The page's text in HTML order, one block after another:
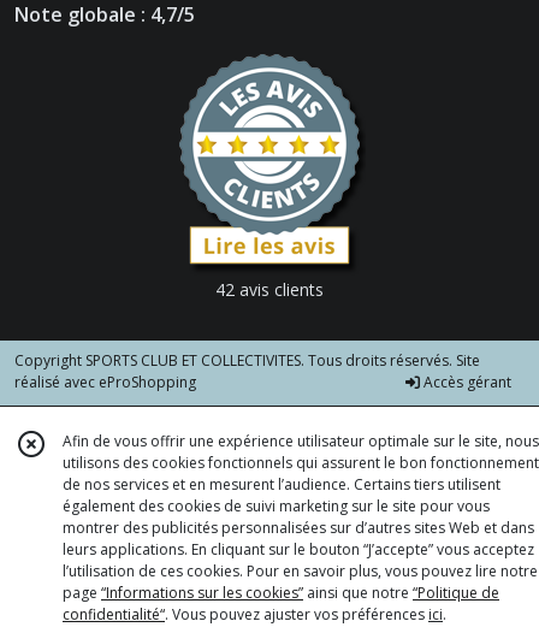
Note globale : 4,7/5
42 avis clients
Copyright SPORTS CLUB ET COLLECTIVITES. Tous droits réservés. Site
réalisé avec eProShopping Accès gérant
Afin de vous offrir une expérience utilisateur optimale sur le site, nous
utilisons des cookies fonctionnels qui assurent le bon fonctionnement
de nos services et en mesurent l’audience. Certains tiers utilisent
également des cookies de suivi marketing sur le site pour vous
montrer des publicités personnalisées sur d’autres sites Web et dans
leurs applications. En cliquant sur le bouton “J’accepte” vous acceptez
l’utilisation de ces cookies. Pour en savoir plus, vous pouvez lire notre
page “Informations sur les cookies” ainsi que notre “Politique de
confidentialité“. Vous pouvez ajuster vos préférences ici.